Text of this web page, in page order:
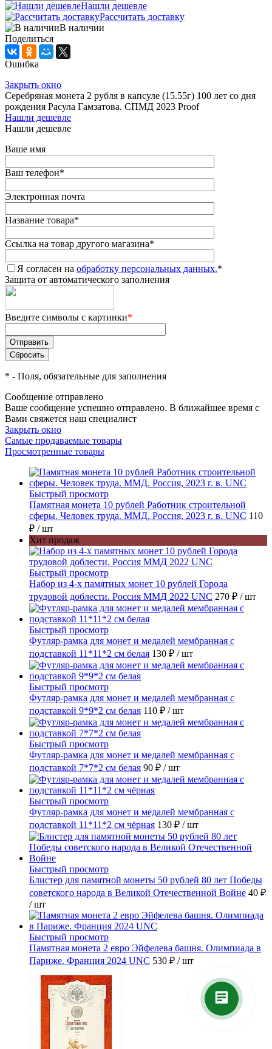
Нашли дешевле
Рассчитать доставку
В наличии
Поделиться
Ошибка
Закрыть окно
Серебряная монета 2 рубля в капсуле (15.55г) 100 лет со дня
рождения Расула Гамзатова. СПМД 2023 Proof
Нашли дешевле
Нашли дешевле
Ваше имя
Ваш телефон*
Электронная почта
Название товара*
Ссылка на товар другого магазина*
Я согласен на обработку персональных данных.*
Защита от автоматического заполнения
Введите символы с картинки*
* - Поля, обязательные для заполнения
Сообщение отправлено
Ваше сообщение успешно отправлено. В ближайшее время с
Вами свяжется наш специалист
Закрыть окно
Самые продаваемые товары
Просмотренные товары
Быстрый просмотр
Памятная монета 10 рублей Работник строительной
сферы. Человек труда. ММД. Россия, 2023 г. в. UNC 110
₽ / шт
Хит продаж
Быстрый просмотр
Набор из 4-х памятных монет 10 рублей Города
трудовой доблести. Россия ММД 2022 UNC 270 ₽ / шт
Быстрый просмотр
Футляр-рамка для монет и медалей мембранная с
подставкой 11*11*2 см белая 130 ₽ / шт
Быстрый просмотр
Футляр-рамка для монет и медалей мембранная с
подставкой 9*9*2 см белая 110 ₽ / шт
Быстрый просмотр
Футляр-рамка для монет и медалей мембранная с
подставкой 7*7*2 см белая 90 ₽ / шт
Быстрый просмотр
Футляр-рамка для монет и медалей мембранная с
подставкой 11*11*2 см чёрная 130 ₽ / шт
Быстрый просмотр
Блистер для памятной монеты 50 рублей 80 лет Победы
советского народа в Великой Отечественной Войне 40 ₽
/ шт
Быстрый просмотр
Памятная монета 2 евро Эйфелева башня. Олимпиада в
Париже. Франция 2024 UNC 530 ₽ / шт